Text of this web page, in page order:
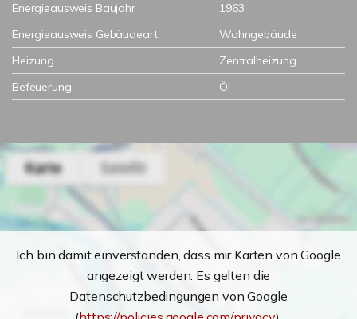
Energieausweis Baujahr
1963
Energieausweis Gebäudeart
Wohngebäude
Heizung
Zentralheizung
Befeuerung
Öl
Ich bin damit einverstanden, dass mir Karten von Google
angezeigt werden. Es gelten die
Datenschutzbedingungen von Google